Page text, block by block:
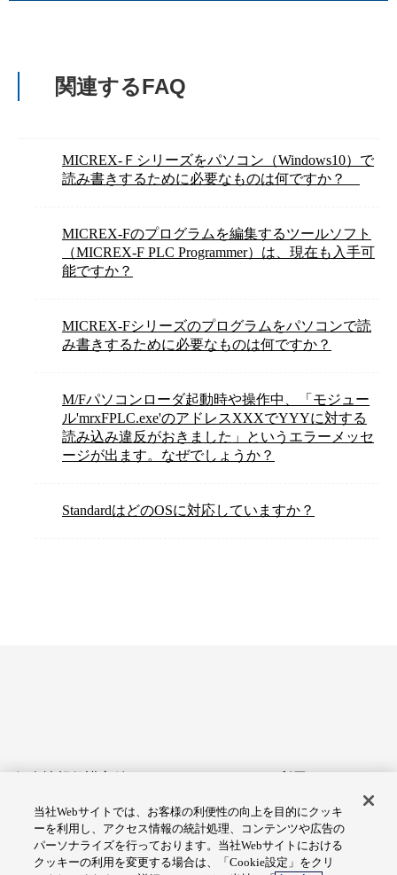
関連するFAQ
MICREX-Ｆシリーズをパソコン（Windows10）で
読み書きするために必要なものは何ですか？
MICREX-Fのプログラムを編集するツールソフト
（MICREX-F PLC Programmer）は、現在も入手可
能ですか？
MICREX-Fシリーズのプログラムをパソコンで読
み書きするために必要なものは何ですか？
M/Fパソコンローダ起動時や操作中、「モジュー
ル'mrxFPLC.exe'のアドレスXXXでYYYに対する
読み込み違反がおきました」というエラーメッセ
ージが出ます。なぜでしょうか？
StandardはどのOSに対応していますか？
アクセシビリティへの対応
Cookie設定
当社Webサイトでは、お客様の利便性の向上を目的にクッキ
ーを利用し、アクセス情報の統計処理、コンテンツや広告の
パーソナライズを行っております。当社Webサイトにおける
クッキーの利用を変更する場合は、「Cookie設定」をクリ